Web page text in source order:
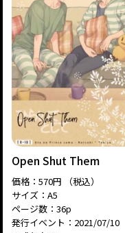
Open Shut Them
価格：570円 （税込）
サイズ：A5
ページ数：36p
発行イベント：2021/07/